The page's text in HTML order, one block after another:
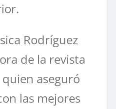
Rodríguez
de la revista
aseguró
las mejores